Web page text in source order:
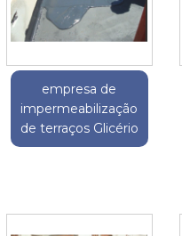
empresa de
impermeabilização
de terraços Glicério